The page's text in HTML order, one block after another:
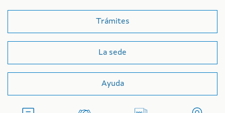
Trámites
La sede
Ayuda